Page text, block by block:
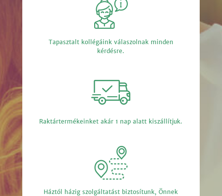
Tapasztalt kollégáink válaszolnak minden
kérdésre.
Raktártermékeinket akár 1 nap alatt kiszállítjuk.
Háztól házig szolgáltatást biztosítunk, Önnek